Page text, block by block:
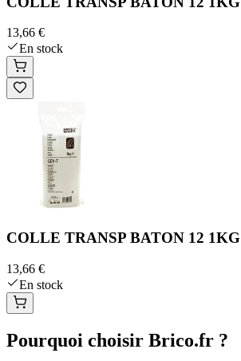
13,66 €
En stock
COLLE TRANSP BATON 12 1KG
13,66 €
En stock
Pourquoi choisir Brico.fr ?